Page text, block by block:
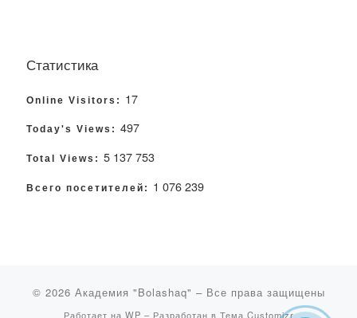
Статистика
Online Visitors: 17
Today's Views: 497
Total Views: 5 137 753
Всего посетителей: 1 076 239
© 2026 Академия "Bolashaq" – Все права защищены
Работает на WP – Разработан в Тема Customizr